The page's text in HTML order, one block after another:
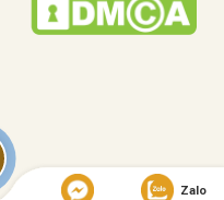
Zalo